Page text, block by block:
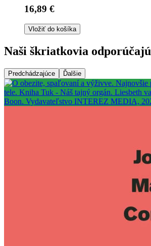
16,89 €
Vložiť do košíka
Naši škriatkovia odporúčajú
Predchádzajúce Ďalšie